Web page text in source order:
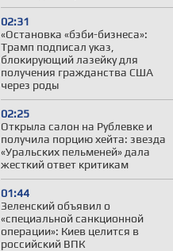
02:31
«Остановка «бэби-бизнеса»:
Трамп подписал указ,
блокирующий лазейку для
получения гражданства США
через роды
02:25
Открыла салон на Рублевке и
получила порцию хейта: звезда
«Уральских пельменей» дала
жесткий ответ критикам
01:44
Зеленский объявил о
«специальной санкционной
операции»: Киев целится в
российский ВПК